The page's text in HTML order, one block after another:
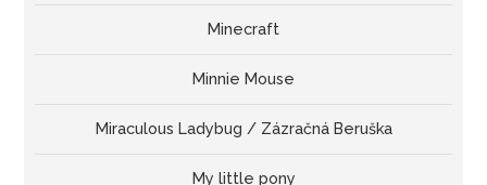
Minecraft
Minnie Mouse
Miraculous Ladybug / Zázračná Beruška
My little pony